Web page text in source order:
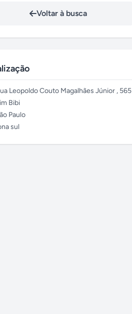
Voltar à busca
Leopoldo Couto Magalhães Júnior , 565
Bibi
Paulo
sul